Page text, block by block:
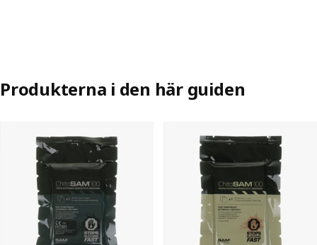
Produkterna i den här guiden